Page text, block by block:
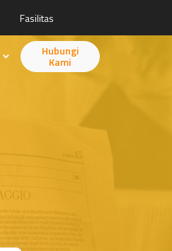
Fasilitas
Hubungi
Kami